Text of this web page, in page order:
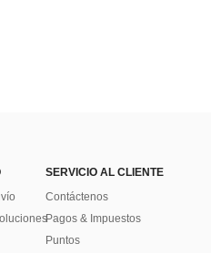
SERVICIO AL CLIENTE
Contáctenos
Pagos & Impuestos
Puntos